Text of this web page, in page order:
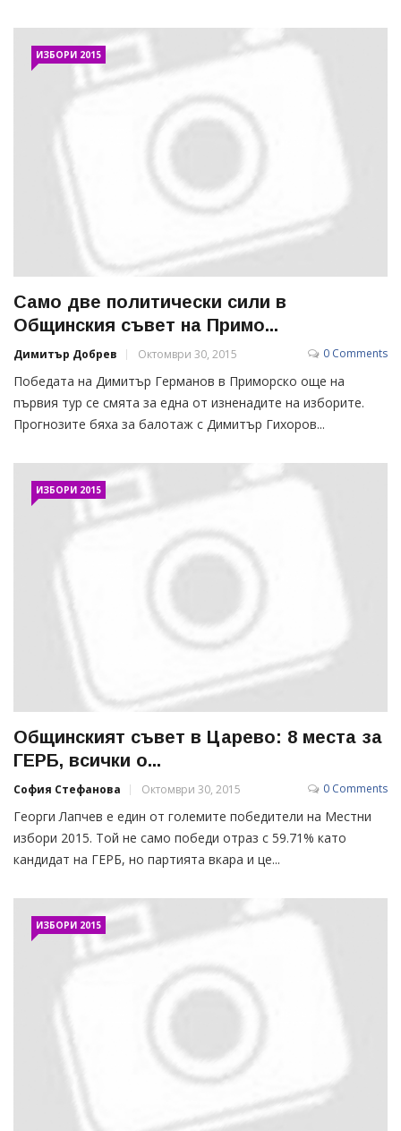
ИЗБОРИ 2015
Само две политически сили в
Общинския съвет на Примо...
Димитър Добрев Октомври 30, 2015 0 Comments
Победата на Димитър Германов в Приморско още на
първия тур се смята за една от изненадите на изборите.
Прогнозите бяха за балотаж с Димитър Гихоров...
ИЗБОРИ 2015
Общинският съвет в Царево: 8 места за
ГЕРБ, всички о...
София Стефанова Октомври 30, 2015 0 Comments
Георги Лапчев е един от големите победители на Местни
избори 2015. Той не само победи отраз с 59.71% като
кандидат на ГЕРБ, но партията вкара и це...
ИЗБОРИ 2015